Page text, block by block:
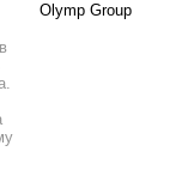
Olymp Group